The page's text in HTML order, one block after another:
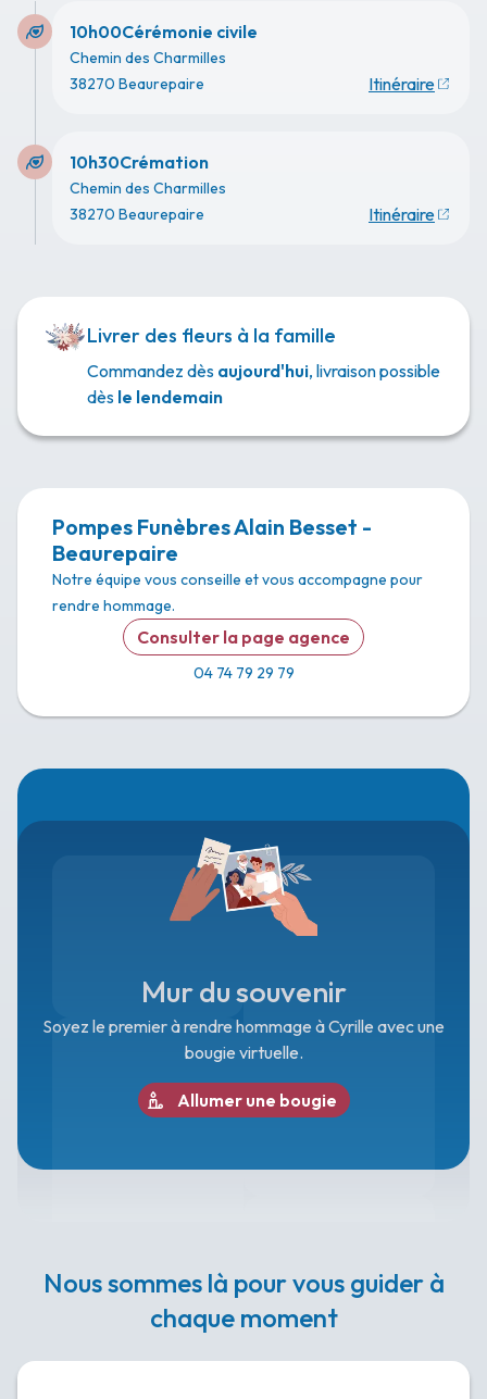
Vous pouvez déposer vos messages de condoléances
et témoignages sur ce site.
10h00Cérémonie civile
Chemin des Charmilles
38270 Beaurepaire
Itinéraire
10h30Crémation
Chemin des Charmilles
38270 Beaurepaire
Itinéraire
Livrer des fleurs à la famille
Commandez dès aujourd'hui, livraison possible
dès le lendemain
Pompes Funèbres Alain Besset -
Beaurepaire
Notre équipe vous conseille et vous accompagne pour
rendre hommage.
Consulter la page agence
04 74 79 29 79
Mur du souvenir
Soyez le premier à rendre hommage à Cyrille avec une
bougie virtuelle.
Allumer une bougie
Nous sommes là pour vous guider à
chaque moment